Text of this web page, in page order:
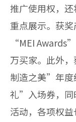
推广使用权，
重点展示。获
“MEI Awards”
万买家。此外
制造之美”年
礼”入场券，
活动，各项权益